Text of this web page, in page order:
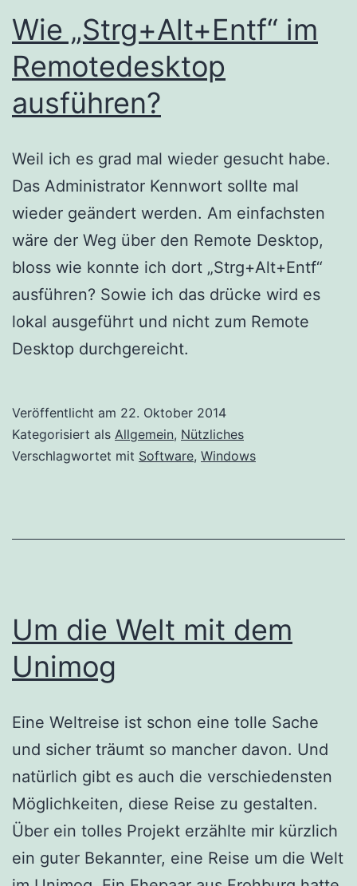
Wie „Strg+Alt+Entf“ im
Remotedesktop
ausführen?
Weil ich es grad mal wieder gesucht habe.
Das Administrator Kennwort sollte mal
wieder geändert werden. Am einfachsten
wäre der Weg über den Remote Desktop,
bloss wie konnte ich dort „Strg+Alt+Entf“
ausführen? Sowie ich das drücke wird es
lokal ausgeführt und nicht zum Remote
Desktop durchgereicht.
Veröffentlicht am 22. Oktober 2014
Kategorisiert als Allgemein, Nützliches
Verschlagwortet mit Software, Windows
Um die Welt mit dem
Unimog
Eine Weltreise ist schon eine tolle Sache
und sicher träumt so mancher davon. Und
natürlich gibt es auch die verschiedensten
Möglichkeiten, diese Reise zu gestalten.
Über ein tolles Projekt erzählte mir kürzlich
ein guter Bekannter, eine Reise um die Welt